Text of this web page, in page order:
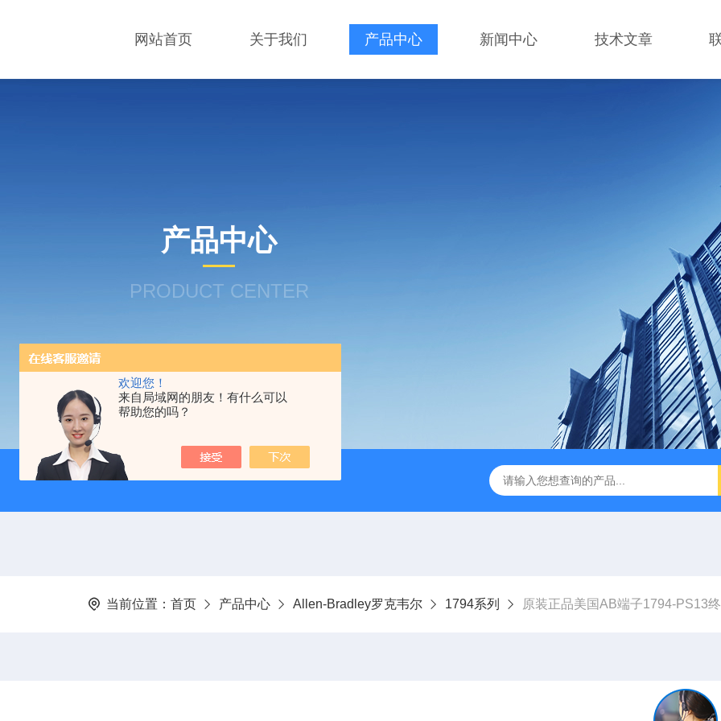
欢迎您！
来自局域网的朋友！有什么可以
帮助您的吗？
网站首页 关于我们 产品中心 新闻中心 技术文章
产品中心
PRODUCT CENTER
当前位置： 首页 产品中心 Allen-Bradley罗克韦尔 1794系列 原装正品美国AB端子1794-PS13